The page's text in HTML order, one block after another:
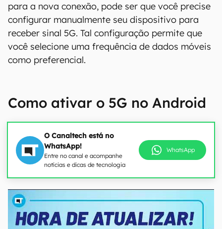
para a nova conexão, pode ser que você precise
configurar manualmente seu dispositivo para
receber sinal 5G. Tal configuração permite que
você selecione uma frequência de dados móveis
como preferencial.
Como ativar o 5G no Android
O Canaltech está no
WhatsApp!
Entre no canal e acompanhe
notícias e dicas de tecnologia
WhatsApp